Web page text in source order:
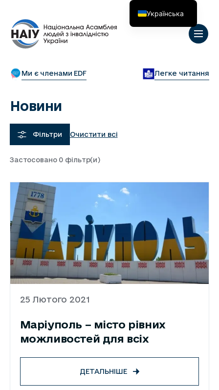
Ми є членами EDF Легке читання
Новини
Фільтри Очистити всі
Застосовано 0 фільтр(и)
25 Лютого 2021
Маріуполь – місто рівних
можливостей для всіх
ДЕТАЛЬНІШЕ
Українська
English